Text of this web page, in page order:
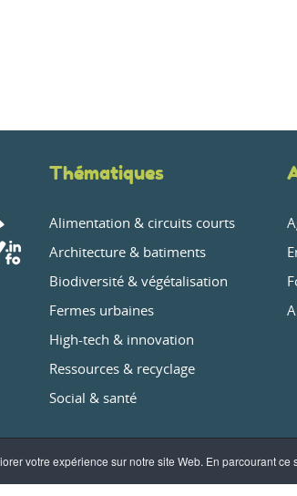
Thématiques
Alimentation & circuits courts
Architecture & batiments
Biodiversité & végétalisation
Fermes urbaines
High-tech & innovation
Ressources & recyclage
Social & santé
votre expérience sur notre site Web. En parcourant